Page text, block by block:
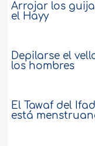
Arrojar los
el Hayy
Depilarse el
los hombres
El Tawaf del
está